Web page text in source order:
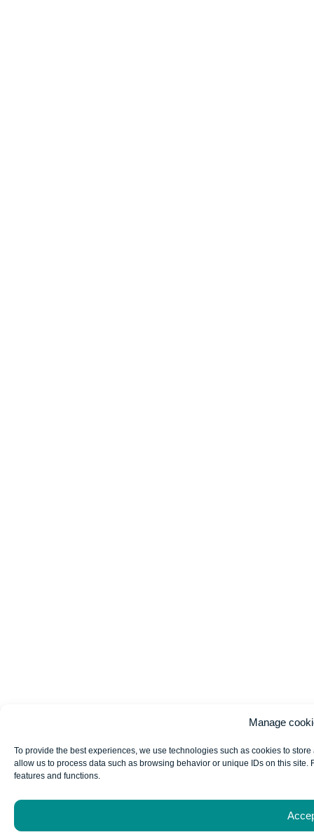
Manage
To provide the best experiences, we use technologies such as cookies to
allow us to process data such as browsing behavior or unique IDs on this
features and functions.